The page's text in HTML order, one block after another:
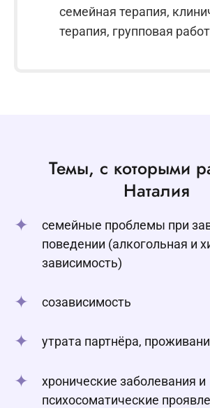
семейная терапия,
терапия, групповая
Темы, с которыми
Наталия
семейные проблемы при
поведении (алкогольная и
зависимость)
созависимость
утрата партнёра,
хронические заболевания и
психосоматические